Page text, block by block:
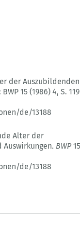
der
BWP 15 (1986) 4, S.
de/13188
Alter der
BWP15
de/13188